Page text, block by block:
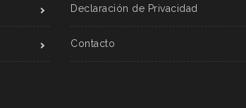
Declaración de Privacidad
Contacto